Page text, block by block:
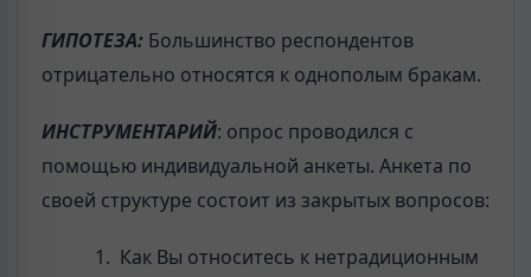
ГИПОТЕЗА: Большинство респондентов
отрицательно относятся к однополым бракам.
ИНСТРУМЕНТАРИЙ: опрос проводился с
помощью индивидуальной анкеты. Анкета по
своей структуре состоит из закрытых вопросов:
Как Вы относитесь к нетрадиционным